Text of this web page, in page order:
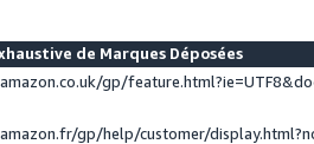
de Marques Déposées
gp/
gp/help/customer/